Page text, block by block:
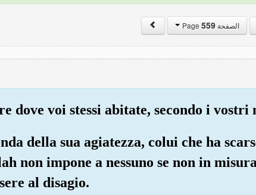
الصفحة Page559
dove voi stessi abitate, secondo i vostri
della sua agiatezza, colui che ha
non impone a nessuno se non in
al disagio.